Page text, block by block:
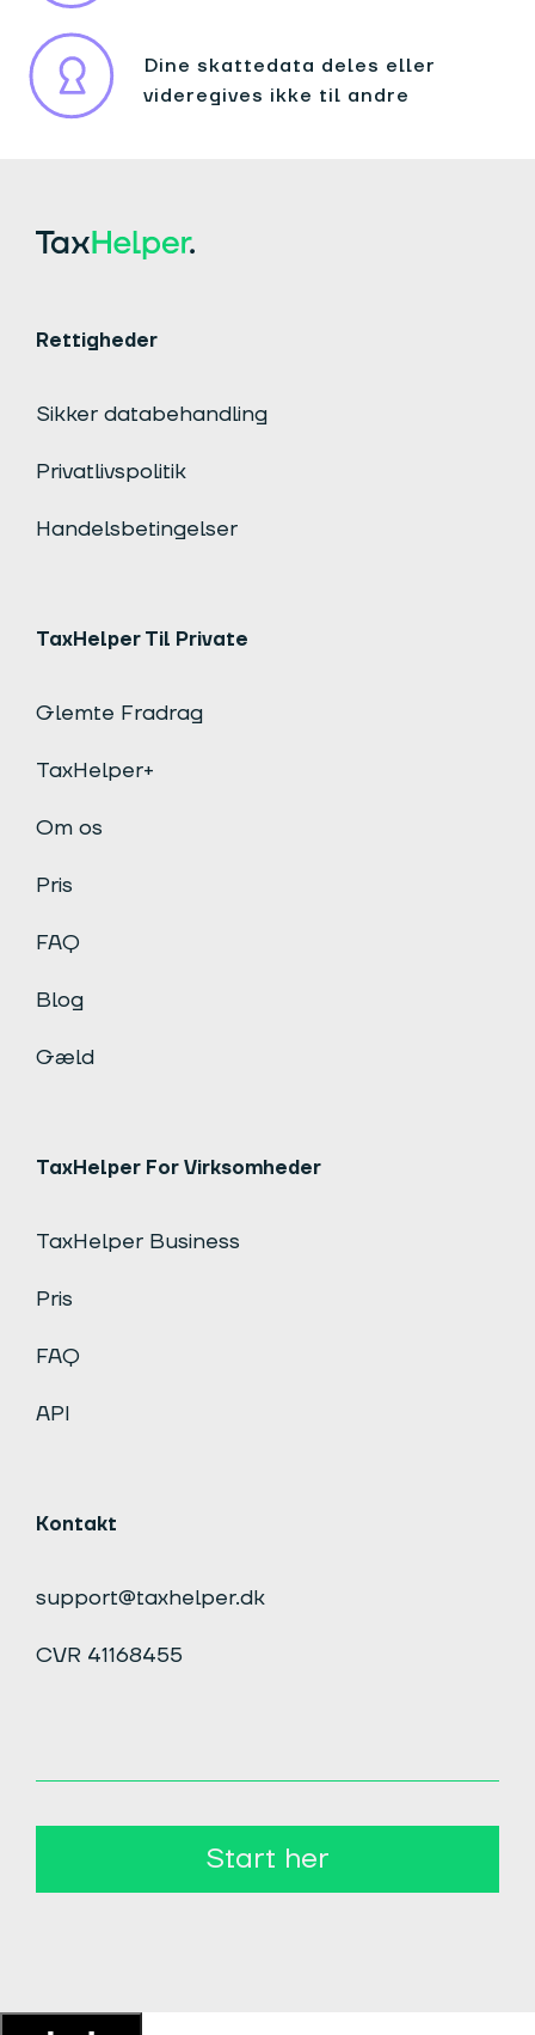
Dine skattedata deles eller
videregives ikke til andre
Rettigheder
Sikker databehandling
Privatlivspolitik
Handelsbetingelser
TaxHelper Til Private
Glemte Fradrag
TaxHelper+
Om os
Pris
FAQ
Blog
Gæld
TaxHelper For Virksomheder
TaxHelper Business
Pris
FAQ
API
Kontakt
support@taxhelper.dk
CVR 41168455
Start her